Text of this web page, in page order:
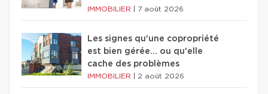
IMMOBILIER 7 août 2026
Les signes qu'une copropriété
est bien gérée… ou qu'elle
cache des problèmes
IMMOBILIER 2 août 2026